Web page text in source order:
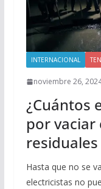
INTERNACIONAL
noviembre 26,
¿Cuántos
por vaciar
Hasta que no se
electricistas no